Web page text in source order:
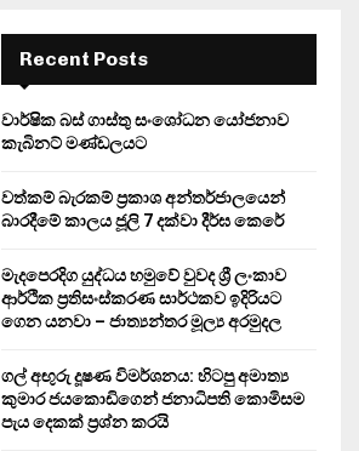
r
:
E
A
R
H
Recent Posts
වාර්ෂික බස් ගාස්තු සංශෝධන යෝජනාව
කැබිනට් මණ්ඩලයට
වත්කම් බැරකම් ප්‍රකාශ අන්තර්ජාලයෙන්
බාරදීමේ කාලය ජූලි 7 දක්වා දීර්ඝ කෙරේ
මැදපෙරදිග යුද්ධය හමුවේ වුවද ශ්‍රී ලංකාව
ආර්ථික ප්‍රතිසංස්කරණ සාර්ථකව ඉදිරියට
ගෙන යනවා – ජාත්‍යන්තර මූල්‍ය අරමුදල
ගල් අඟුරු දූෂණ විමර්ශනය: හිටපු අමාත්‍ය
කුමාර ජයකොඩිගෙන් ජනාධිපති කොමිසම
පැය දෙකක් ප්‍රශ්න කරයි